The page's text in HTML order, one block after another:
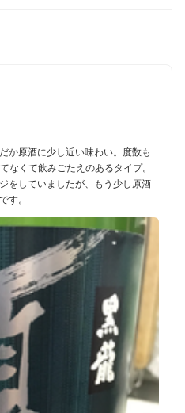
か原酒に少し近い味わい。度数も
なくて飲みごたえのあるタイプ。
をしていましたが、もう少し原酒
す。